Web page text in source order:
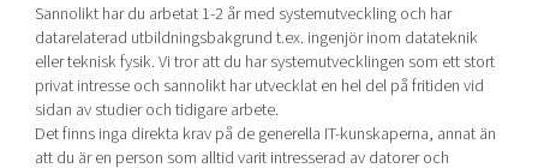
Sannolikt har du arbetat 1-2 år med systemutveckling och har
datarelaterad utbildningsbakgrund t.ex. ingenjör inom datateknik
eller teknisk fysik. Vi tror att du har systemutvecklingen som ett stort
privat intresse och sannolikt har utvecklat en hel del på fritiden vid
sidan av studier och tidigare arbete.
Det finns inga direkta krav på de generella IT-kunskaperna, annat än
att du är en person som alltid varit intresserad av datorer och